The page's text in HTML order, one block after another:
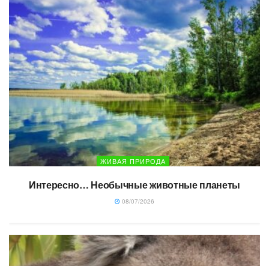
ЖИВАЯ ПРИРОДА
Интересно… Необычные животные планеты
08/07/2026